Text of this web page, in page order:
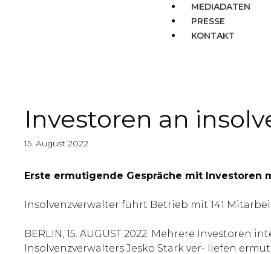
MEDIADATEN
PRESSE
KONTAKT
Investoren an
15. August 2022
Erste ermutigende Gespräche mit
Insolvenzverwalter führt Betrieb mit 141
BERLIN, 15. AUGUST 2022. Mehrere
Insolvenzverwalters Jesko Stark ver- liefen